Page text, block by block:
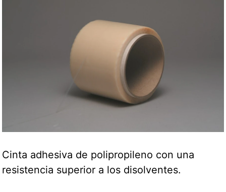
Cinta adhesiva de polipropileno con una
resistencia superior a los disolventes.